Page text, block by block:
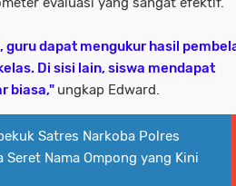
guru dapat mengukur hasil
Di sisi lain, siswa mendapat
biasa," ungkap Edward.
Satres Narkoba Polres
Nama Ompong yang Kini